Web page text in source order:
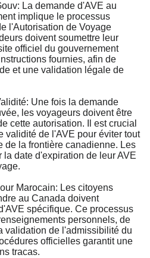
La demande d'AVE au
implique le processus
l'Autorisation de Voyage
doivent soumettre leur
officiel du gouvernement
fournies, afin de
et une validation légale de
Une fois la demande
les voyageurs doivent être
cette autorisation. Il est crucial
validité de l'AVE pour éviter tout
de la frontière canadienne. Les
date d'expiration de leur AVE
Marocain: Les citoyens
au Canada doivent
spécifique. Ce processus
personnels, de
validation de l'admissibilité du
officielles garantit une
tracas.